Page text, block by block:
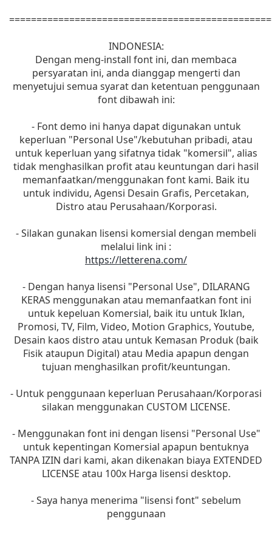
INDONESIA:
Dengan meng-install font ini, dan membaca
persyaratan ini, anda dianggap mengerti dan
menyetujui semua syarat dan ketentuan penggunaan
font dibawah ini:
- Font demo ini hanya dapat digunakan untuk
keperluan "Personal Use"/kebutuhan pribadi, atau
untuk keperluan yang sifatnya tidak "komersil", alias
tidak menghasilkan profit atau keuntungan dari hasil
memanfaatkan/menggunakan font kami. Baik itu
untuk individu, Agensi Desain Grafis, Percetakan,
Distro atau Perusahaan/Korporasi.
- Silakan gunakan lisensi komersial dengan membeli
melalui link ini :
https://letterena.com/
- Dengan hanya lisensi "Personal Use", DILARANG
KERAS menggunakan atau memanfaatkan font ini
untuk kepeluan Komersial, baik itu untuk Iklan,
Promosi, TV, Film, Video, Motion Graphics, Youtube,
Desain kaos distro atau untuk Kemasan Produk (baik
Fisik ataupun Digital) atau Media apapun dengan
tujuan menghasilkan profit/keuntungan.
- Untuk penggunaan keperluan Perusahaan/Korporasi
silakan menggunakan CUSTOM LICENSE.
- Menggunakan font ini dengan lisensi "Personal Use"
untuk kepentingan Komersial apapun bentuknya
TANPA IZIN dari kami, akan dikenakan biaya EXTENDED
LICENSE atau 100x Harga lisensi desktop.
- Saya hanya menerima "lisensi font" sebelum
penggunaan